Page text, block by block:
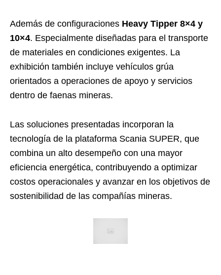
Además de configuraciones Heavy Tipper 8×4 y
10×4. Especialmente diseñadas para el transporte
de materiales en condiciones exigentes. La
exhibición también incluye vehículos grúa
orientados a operaciones de apoyo y servicios
dentro de faenas mineras.
Las soluciones presentadas incorporan la
tecnología de la plataforma Scania SUPER, que
combina un alto desempeño con una mayor
eficiencia energética, contribuyendo a optimizar
costos operacionales y avanzar en los objetivos de
sostenibilidad de las compañías mineras.